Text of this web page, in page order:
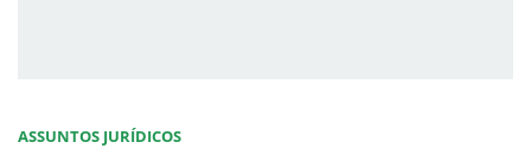
ASSUNTOS JURÍDICOS